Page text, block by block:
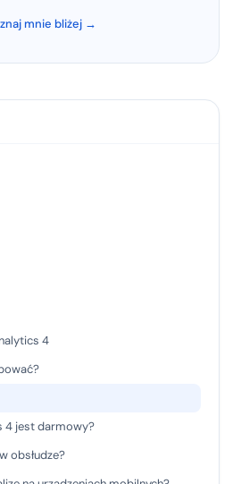
mnie bliżej →
4
4 jest darmowy?
obsłudze?